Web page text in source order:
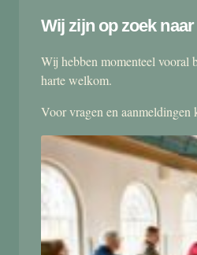
Wij zijn op zoek
Wij hebben momenteel vooral
harte welkom.
Voor vragen en aanmeldingen